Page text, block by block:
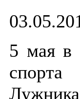
5 мая в